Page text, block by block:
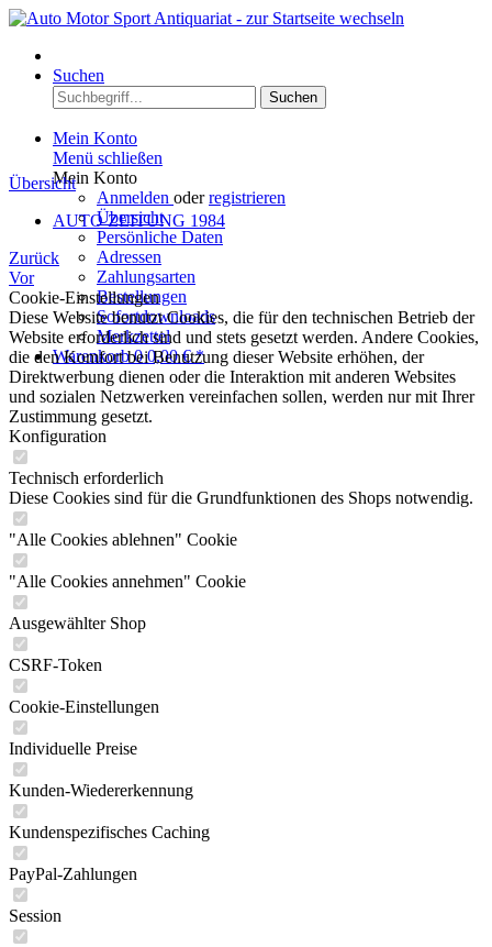
Suchen
Suchen
Mein Konto
Menü schließen
Mein Konto
Anmelden oderregistrieren
Übersicht
Persönliche Daten
Adressen
Zahlungsarten
Bestellungen
Sofortdownloads
Merkzettel
Warenkorb0 0,00 € *
Übersicht
AUTO ZEITUNG 1984
Zurück
Vor
Cookie-Einstellungen
Diese Website benutzt Cookies, die für den technischen Betrieb der
Website erforderlich sind und stets gesetzt werden. Andere Cookies,
die den Komfort bei Benutzung dieser Website erhöhen, der
Direktwerbung dienen oder die Interaktion mit anderen Websites
und sozialen Netzwerken vereinfachen sollen, werden nur mit Ihrer
Zustimmung gesetzt.
Konfiguration
Technisch erforderlich
Diese Cookies sind für die Grundfunktionen des Shops notwendig.
"Alle Cookies ablehnen" Cookie
"Alle Cookies annehmen" Cookie
Ausgewählter Shop
CSRF-Token
Cookie-Einstellungen
Individuelle Preise
Kunden-Wiedererkennung
Kundenspezifisches Caching
PayPal-Zahlungen
Session